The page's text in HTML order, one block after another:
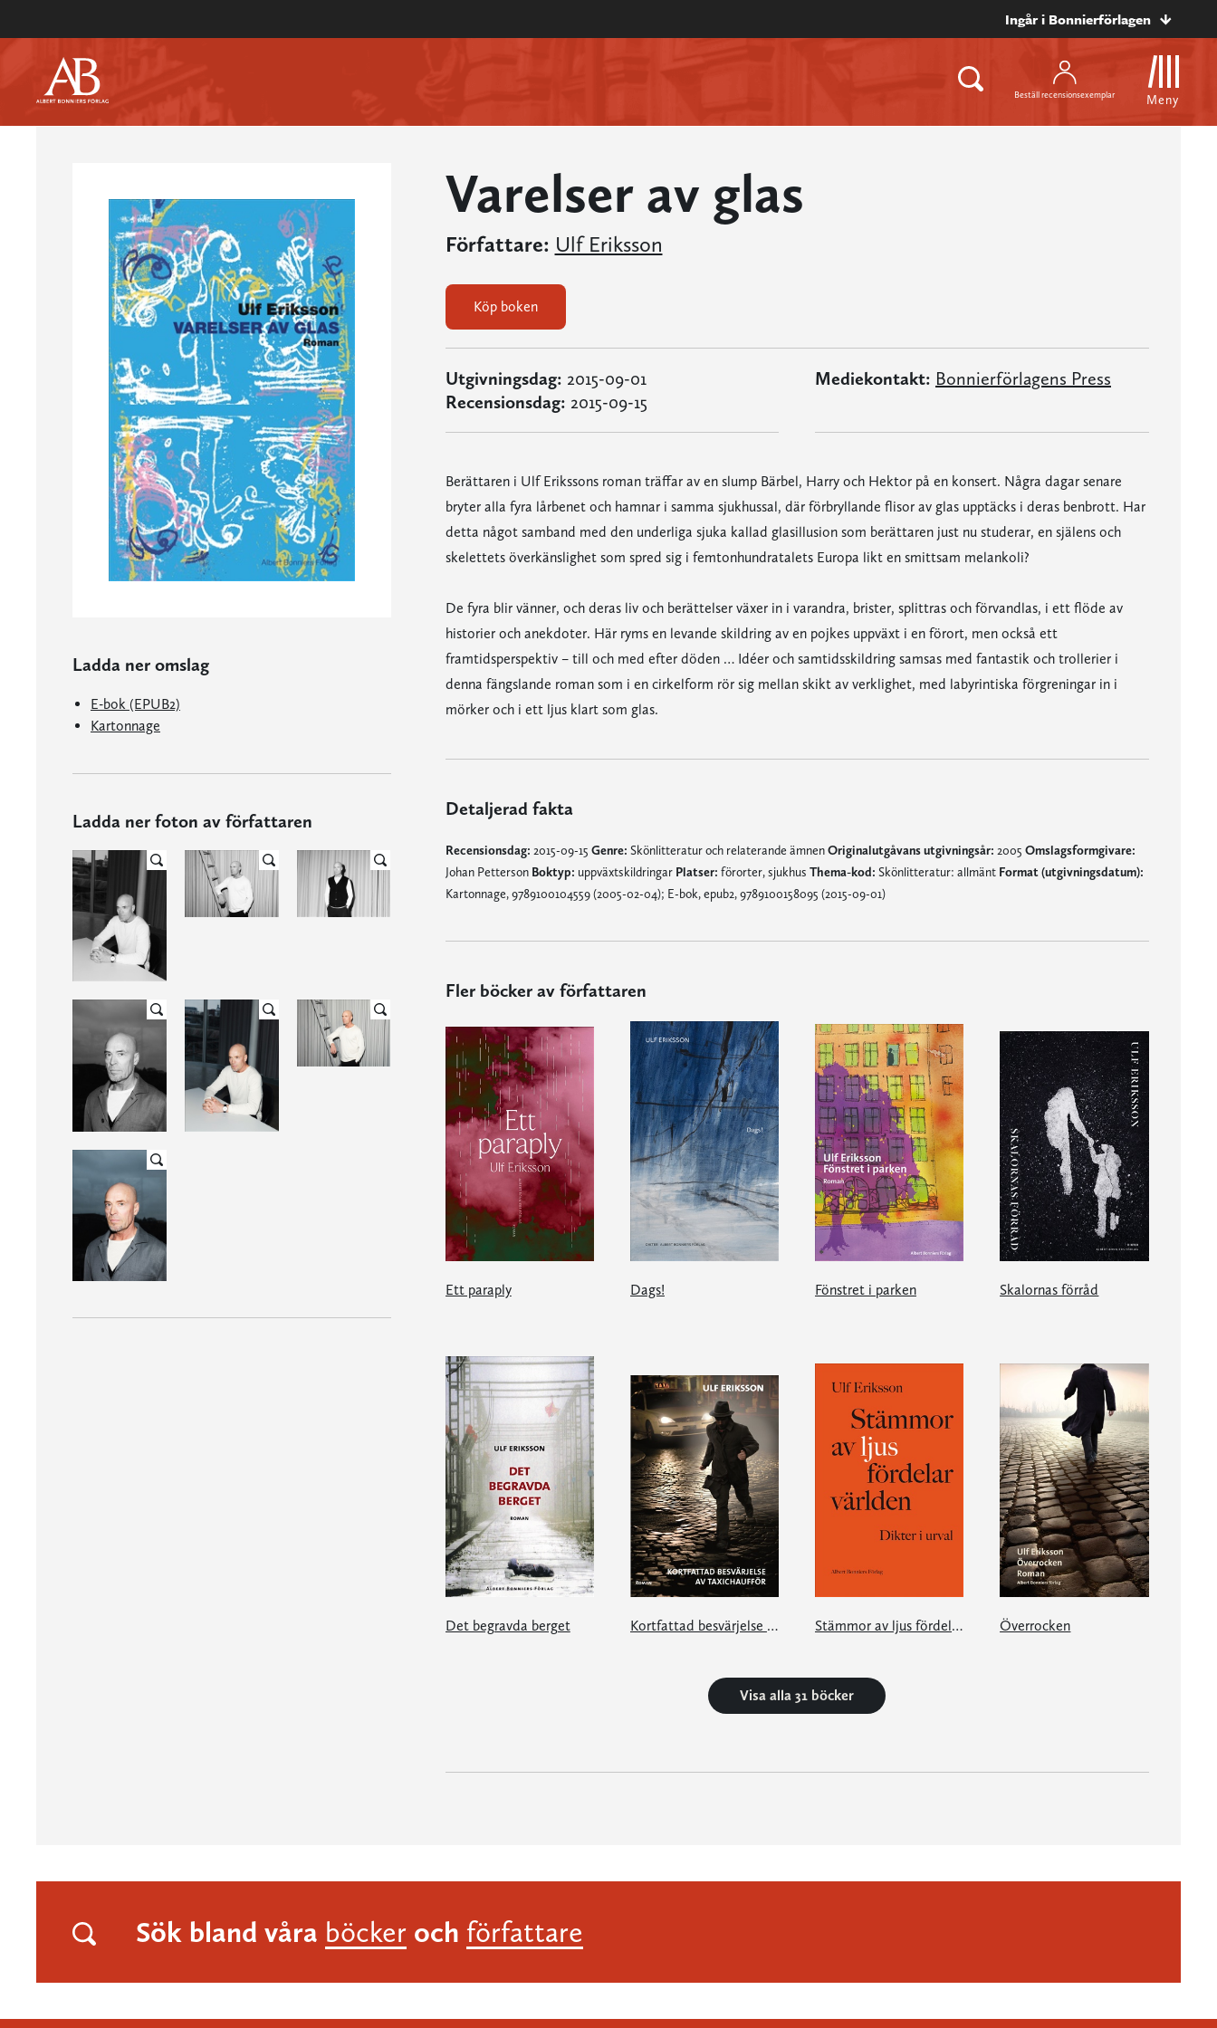
Ingår i Bonnierförlagen
Beställ recensionsexemplar Meny
Ladda ner omslag
E-bok (EPUB2)
Kartonnage
Ladda ner foton av författaren
Varelser av glas
Författare: Ulf Eriksson
Köp boken
Utgivningsdag: 2015-09-01
Recensionsdag: 2015-09-15
Mediekontakt: Bonnierförlagens Press
Berättaren i Ulf Erikssons roman träffar av en slump Bärbel, Harry och Hektor på en konsert. Några dagar senare
bryter alla fyra lårbenet och hamnar i samma sjukhussal, där förbryllande flisor av glas upptäcks i deras benbrott. Har
detta något samband med den underliga sjuka kallad glasillusion som berättaren just nu studerar, en själens och
skelettets överkänslighet som spred sig i femtonhundratalets Europa likt en smittsam melankoli?
De fyra blir vänner, och deras liv och berättelser växer in i varandra, brister, splittras och förvandlas, i ett flöde av
historier och anekdoter. Här ryms en levande skildring av en pojkes uppväxt i en förort, men också ett
framtidsperspektiv – till och med efter döden … Idéer och samtidsskildring samsas med fantastik och trollerier i
denna fängslande roman som i en cirkelform rör sig mellan skikt av verklighet, med labyrintiska förgreningar in i
mörker och i ett ljus klart som glas.
Detaljerad fakta
Recensionsdag: 2015-09-15 Genre: Skönlitteratur och relaterande ämnenOriginalutgåvans utgivningsår: 2005 Omslagsformgivare:
Johan Petterson Boktyp: uppväxtskildringar Platser: förorter, sjukhus Thema-kod: Skönlitteratur: allmänt Format (utgivningsdatum):
Kartonnage, 9789100104559 (2005-02-04); E-bok, epub2, 9789100158095 (2015-09-01)
Fler böcker av författaren
Ett paraply Dags! Fönstret i parken Skalornas förråd
Det begravda berget Kortfattad besvärjelse av taxichaufför Stämmor av ljus fördelar världen Överrocken
Visa alla 31 böcker
Sök bland våra böcker och författare